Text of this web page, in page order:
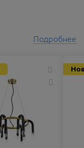
Подробнее